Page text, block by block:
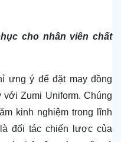
cho nhân viên chất
ưng ý để đặt may đồng
Zumi Uniform. Chúng
kinh nghiệm trong lĩnh
đối tác chiến lược của